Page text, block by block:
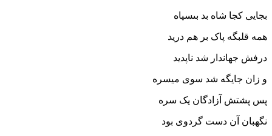
بجایى کجا شاه بد بى‏سپاه‏
همه قلبگه پاک بر هم درید
درفش جهاندار شد ناپدید
و زان جایگه شد سوى میسره
پس پشتش آزادگان یک سره‏
نگهبان آن دست گردوى بود